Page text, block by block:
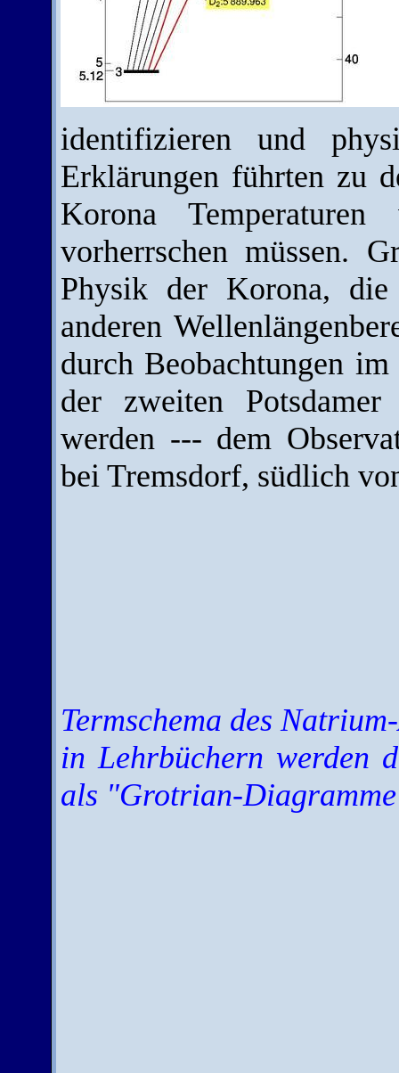
identifizieren und
Erklärungen führten zu
Korona
vorherrschen müssen.
Physik der Korona,
anderen
durch Beobachtungen
der zweiten Potsdamer
werden --- dem
bei Tremsdorf, südlich
Termschema des
in Lehrbüchern werden
als "Grotrian-